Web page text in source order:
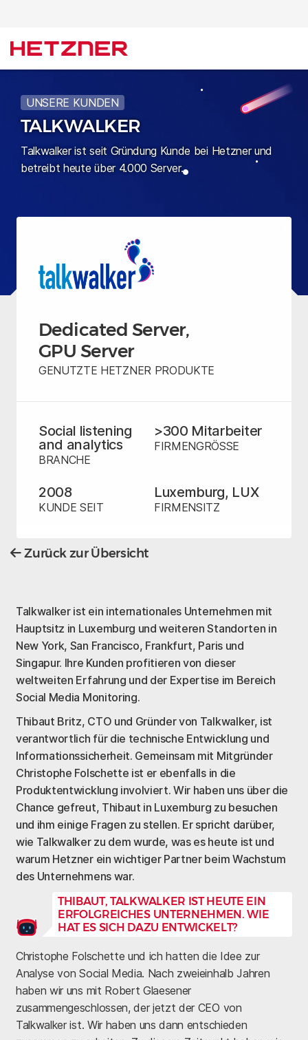
UNSERE KUNDEN
TALKWALKER
Talkwalker ist seit Gründung Kunde bei Hetzner und
betreibt heute über 4.000 Server.
Zurück zur Übersicht
Dedicated Server
GPU Server
GENUTZTE HETZNER PRODUKTE
Social listening
and analytics
BRANCHE
>300 Mitarbeiter
FIRMENGRÖSSE
2008
KUNDE SEIT
Luxemburg, LUX
FIRMENSITZ
Talkwalker ist ein internationales Unternehmen mit
Hauptsitz in Luxemburg und weiteren Standorten in
New York, San Francisco, Frankfurt, Paris und
Singapur. Ihre Kunden profitieren von dieser
weltweiten Erfahrung und der Expertise im Bereich
Social Media Monitoring.
Thibaut Britz, CTO und Gründer von Talkwalker, ist
verantwortlich für die technische Entwicklung und
Informationssicherheit. Gemeinsam mit Mitgründer
Christophe Folschette ist er ebenfalls in die
Produktentwicklung involviert. Wir haben uns über die
Chance gefreut, Thibaut in Luxemburg zu besuchen
und ihm einige Fragen zu stellen. Er spricht darüber,
wie Talkwalker zu dem wurde, was es heute ist und
warum Hetzner ein wichtiger Partner beim Wachstum
des Unternehmens war.
THIBAUT, TALKWALKER IST HEUTE EIN
ERFOLGREICHES UNTERNEHMEN. WIE
HAT ES SICH DAZU ENTWICKELT?
Christophe Folschette und ich hatten die Idee zur
Analyse von Social Media. Nach zweieinhalb Jahren
haben wir uns mit Robert Glaesener
zusammengeschlossen, der jetzt der CEO von
Talkwalker ist. Wir haben uns dann entschieden